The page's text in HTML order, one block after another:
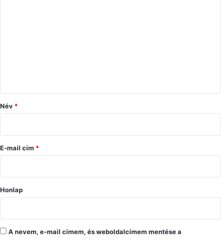
ó
s
Név *
E-mail cím *
Honlap
A nevem, e-mail címem, és weboldalcímem mentése a